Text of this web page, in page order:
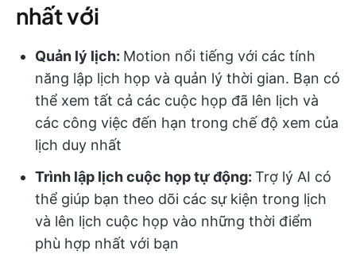
nhất với
Quản lý lịch: Motion nổi tiếng với các tính
năng lập lịch họp và quản lý thời gian. Bạn có
thể xem tất cả các cuộc họp đã lên lịch và
các công việc đến hạn trong chế độ xem của
lịch duy nhất
Trình lập lịch cuộc họp tự động: Trợ lý AI có
thể giúp bạn theo dõi các sự kiện trong lịch
và lên lịch cuộc họp vào những thời điểm
phù hợp nhất với bạn